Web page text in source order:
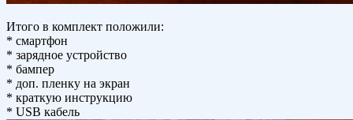
Итого в комплект положили:
* смартфон
* зарядное устройство
* бампер
* доп. пленку на экран
* краткую инструкцию
* USB кабель